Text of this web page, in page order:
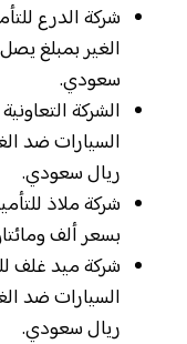
شركة الدرع
الغير بمبلغ
سعودي.
الشركة
السيارات ضد
ريال سعودي.
شركة ملاذ
بسعر ألف
شركة ميد غلف
السيارات ضد
ريال سعودي.